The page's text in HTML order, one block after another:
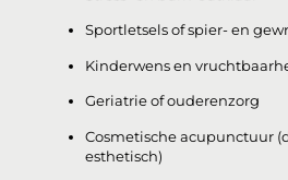
Sportletsels of spier- en
Kinderwens en
Geriatrie of ouderenzorg
Cosmetische acupunctuur
esthetisch)